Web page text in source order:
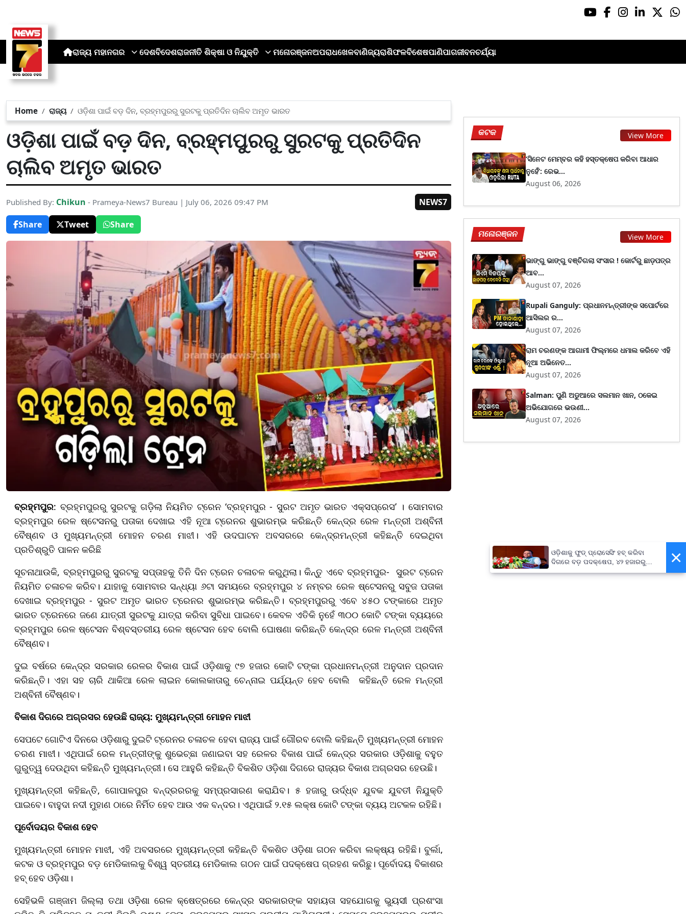
ରାଜ୍ୟ ମହାନଗର ଦେଶବିଦେଶରାଜନୀତି ଶିକ୍ଷା ଓ ନିଯୁକ୍ତି ମନୋରଞ୍ଜନଅପରାଧଖେଳବାଣିଜ୍ୟରାଶିଫଳବିଶେଷପାଣିପାଗଜୀବନଚର୍ଯ୍ୟା
Home ରାଜ୍ୟ ଓଡ଼ିଶା ପାଇଁ ବଡ଼ ଦିନ, ବ୍ରହ୍ମପୁରରୁ ସୁରଟକୁ ପ୍ରତିଦିନ ଚାଲିବ ଅମୃତ ଭାରତ
ଓଡ଼ିଶା ପାଇଁ ବଡ଼ ଦିନ, ବ୍ରହ୍ମପୁରରୁ ସୁରଟକୁ ପ୍ରତିଦିନ
ଚାଲିବ ଅମୃତ ଭାରତ
Published By: Chikun - Prameya-News7 Bureau | July 06, 2026 09:47 PM
NEWS7
Share
Tweet Share
ବ୍ରହ୍ମପୁର: ବ୍ରହ୍ମପୁରରୁ ସୁରଟକୁ ଗଡ଼ିଲା ନିୟମିତ ଟ୍ରେନ ‘ବ୍ରହ୍ମପୁର - ସୁରଟ ଅମୃତ ଭାରତ ଏକ୍ସପ୍ରେସ’ । ସୋମବାର
ବ୍ରହ୍ମପୁର ରେଳ ଷ୍ଟେସନରୁ ପତାକା ଦେଖାଇ ଏହି ନୂଆ ଟ୍ରେନର ଶୁଭାରମ୍ଭ କରିଛନ୍ତି କେନ୍ଦ୍ର ରେଳ ମନ୍ତ୍ରୀ ଅଶ୍ବିନୀ
ବୈଷ୍ଣବ ଓ ମୁଖ୍ୟମନ୍ତ୍ରୀ ମୋହନ ଚରଣ ମାଝୀ। ଏହି ଉଦଘାଟନ ଅବସରରେ କେନ୍ଦ୍ରମନ୍ତ୍ରୀ କହିଛନ୍ତି ଦେଇଥିବା
ପ୍ରତିଶ୍ରୁତି ପାଳନ କରିଛି
ସୂଚନାଥାଉକି, ବ୍ରହ୍ମପୁରରୁ ସୁରଟକୁ ସପ୍ତାହକୁ ତିନି ଦିନ ଟ୍ରେନ ଚଳାଚଳ କରୁଥିଲା। କିନ୍ତୁ ଏବେ ବ୍ରହ୍ମପୁର- ସୁରଟ ଟ୍ରେନ
ନିୟମିତ ଚଳାଚଳ କରିବ। ଯାହାକୁ ସୋମବାର ସନ୍ଧ୍ୟା ୬ଟା ସମୟରେ ବ୍ରହ୍ମପୁର ୪ ନମ୍ବର ରେଳ ଷ୍ଟେସନରୁ ସବୁଜ ପତାକା
ଦେଖାଇ ବ୍ରହ୍ମପୁର - ସୁରଟ ଅମୃତ ଭାରତ ଟ୍ରେନର ଶୁଭାରମ୍ଭ କରିଛନ୍ତି। ବ୍ରହ୍ମପୁରରୁ ଏବେ ୪୫୦ ଟଙ୍କାରେ ଅମୃତ
ଭାରତ ଟ୍ରେନରେ ଜଣେ ଯାତ୍ରୀ ସୁରଟକୁ ଯାତ୍ରା କରିବା ସୁବିଧା ପାଇବେ। କେବଳ ଏତିକି ନୁହେଁ ୩୦୦ କୋଟି ଟଙ୍କା ବ୍ୟୟରେ
ବ୍ରହ୍ମପୁର ରେଳ ଷ୍ଟେସନ ବିଶ୍ବସ୍ତରୀୟ ରେଳ ଷ୍ଟେସନ ହେବ ବୋଲି ଘୋଷଣା କରିଛନ୍ତି କେନ୍ଦ୍ର ରେଳ ମନ୍ତ୍ରୀ ଅଶ୍ବିନୀ
ବୈଷ୍ଣବ।
ଦୁଇ ବର୍ଷରେ କେନ୍ଦ୍ର ସରକାର ରେଳର ବିକାଶ ପାଇଁ ଓଡ଼ିଶାକୁ ୯୭ ହଜାର କୋଟି ଟଙ୍କା ପ୍ରଧାନମନ୍ତ୍ରୀ ଅନୁଦାନ ପ୍ରଦାନ
କରିଛନ୍ତି। ଏହା ସହ ଚାରି ଥାକିଆ ରେଳ ଲାଇନ କୋଲକାତାରୁ ଚେନ୍ନାଇ ପର୍ଯ୍ୟନ୍ତ ହେବ ବୋଲି କହିଛନ୍ତି ରେଳ ମନ୍ତ୍ରୀ
ଅଶ୍ବିନୀ ବୈଷ୍ଣବ।
ବିକାଶ ଦିଗରେ ଅଗ୍ରସର ହେଉଛି ରାଜ୍ୟ: ମୁଖ୍ୟମନ୍ତ୍ରୀ ମୋହନ ମାଝୀ
ସେପଟେ ଗୋଟିଏ ଦିନରେ ଓଡ଼ିଶାରୁ ଦୁଇଟି ଟ୍ରେନର ଚଳାଚଳ ହେବା ରାଜ୍ୟ ପାଇଁ ଗୌରବ ବୋଲି କହିଛନ୍ତି ମୁଖ୍ୟମନ୍ତ୍ରୀ ମୋହନ
ଚରଣ ମାଝୀ। ଏଥିପାଇଁ ରେଳ ମନ୍ତ୍ରୀଙ୍କୁ ଶୁଭେଚ୍ଛା ଜଣାଇବା ସହ ରେଳର ବିକାଶ ପାଇଁ କେନ୍ଦ୍ର ସରକାର ଓଡ଼ିଶାକୁ ବହୁତ
ଗୁରୁତ୍ୱ ଦେଉଥିବା କହିଛନ୍ତି ମୁଖ୍ୟମନ୍ତ୍ରୀ। ସେ ଆହୁରି କହିଛନ୍ତି ବିକଶିତ ଓଡ଼ିଶା ଦିଗରେ ରାଜ୍ୟର ବିକାଶ ଅଗ୍ରସର ହେଉଛି।
ମୁଖ୍ୟମନ୍ତ୍ରୀ କହିଛନ୍ତି, ଗୋପାଳପୁର ବନ୍ଦ୍ରରରକୁ ସମ୍ପ୍ରସାରଣ କରାଯିବ। ୫ ହଜାରୁ ଉର୍ଦ୍ଧ୍ବ ଯୁବକ ଯୁବତୀ ନିଯୁକ୍ତି
ପାଇବେ। ବାହୁଦା ନଦୀ ମୁହାଣ ଠାରେ ନିର୍ମିତ ହେବ ଆଉ ଏକ ବନ୍ଦର। ଏଥିପାଇଁ ୨.୧୫ ଲକ୍ଷ କୋଟି ଟଙ୍କା ବ୍ୟୟ ଅଟକଳ ରହିଛି।
ପୂର୍ବୋଦୟର ବିକାଶ ହେବ
ମୁଖ୍ୟମନ୍ତ୍ରୀ ମୋହନ ମାଝୀ, ଏହି ଅବସରରେ ମୁଖ୍ୟମନ୍ତ୍ରୀ କହିଛନ୍ତି ବିକଶିତ ଓଡ଼ିଶା ଗଠନ କରିବା ଲକ୍ଷ୍ୟ ରହିଛି। ବୁର୍ଲା,
କଟକ ଓ ବ୍ରହ୍ମପୁର ବଡ଼ ମେଡିକାଲକୁ ବିଶ୍ୱ ସ୍ତରୀୟ ମେଡିକାଲ ଗଠନ ପାଇଁ ପଦକ୍ଷେପ ଗ୍ରହଣ କରିଛୁ। ପୂର୍ବୋଦୟ ବିକାଶର
ହବ୍ ହେବ ଓଡ଼ିଶା।
ସେହିଭଳି ଗଞ୍ଜାମ ଜିଲ୍ଲା ତଥା ଓଡ଼ିଶା ରେଳ କ୍ଷେତ୍ରରେ କେନ୍ଦ୍ର ସରକାରଙ୍କ ସହାୟତା ସହଯୋଗକୁ ଭୁୟସୀ ପ୍ରଶଂସା
କଟକ View More
‘ସିନେଟ ମେମ୍ବର କହି ହସ୍ତକ୍ଷେପ କରିବା ଆଧାର
ନୁହେଁ’: ରେଭ...
August 06, 2026
ମନୋରଞ୍ଜନ View More
ଭାଙ୍ଗୁ ଭାଙ୍ଗୁ ବଞ୍ଚିଗଲା ସଂସାର ! କୋର୍ଟରୁ ଛାଡ଼ପତ୍ର
ଆବ...
August 07, 2026
Rupali Ganguly: ପ୍ରଧାନମନ୍ତ୍ରୀଙ୍କ ସପୋର୍ଟରେ
ଆସିଲର ର...
August 07, 2026
ରାମ ଚରଣଙ୍କ ଆଗାମୀ ଫିଲ୍ମରେ ଧମାଲ କରିବେ ଏହି
ନୂଆ ଅଭିନେତ...
August 07, 2026
Salman: ପୁଣି ଅଡୁଆରେ ସଲମାନ ଖାନ, ଠକେଇ
ଅଭିଯୋଗରେ ଭଉଣୀ...
August 07, 2026
×
ଓଡ଼ିଶାକୁ ଫୁଡ୍ ପ୍ରୋସେସିଂ ହବ୍ କରିବା
ଦିଗରେ ବଡ଼ ପଦକ୍ଷେପ, ୪୨ ହଜାରରୁ